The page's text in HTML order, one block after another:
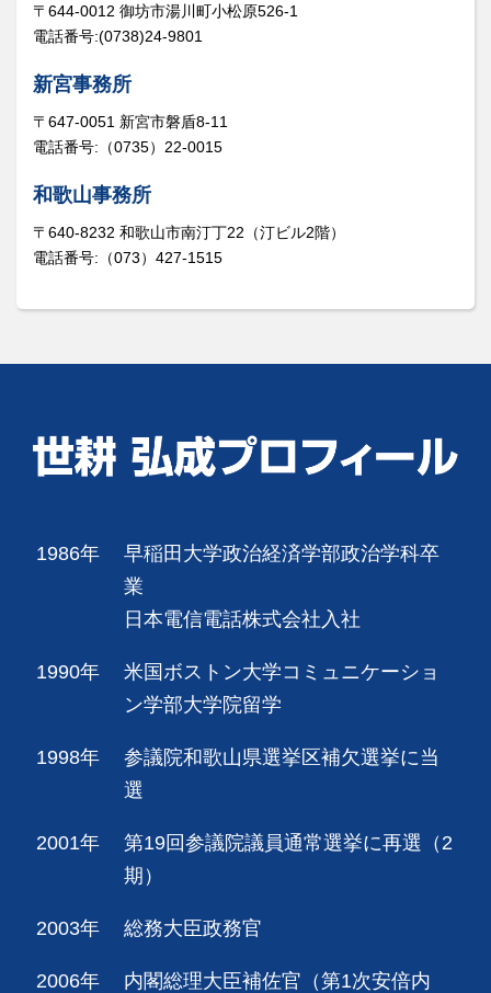
〒644-0012 御坊市湯川町小松原526-1
電話番号:(0738)24-9801
新宮事務所
〒647-0051 新宮市磐盾8-11
電話番号:（0735）22-0015
和歌山事務所
〒640-8232 和歌山市南汀丁22（汀ビル2階）
電話番号:（073）427-1515
1986年
早稲田大学政治経済学部政治学科卒
業
日本電信電話株式会社入社
1990年
米国ボストン大学コミュニケーショ
ン学部大学院留学
1998年
参議院和歌山県選挙区補欠選挙に当
選
2001年
第19回参議院議員通常選挙に再選（2
期）
2003年 総務大臣政務官
2006年
内閣総理大臣補佐官（第1次安倍内